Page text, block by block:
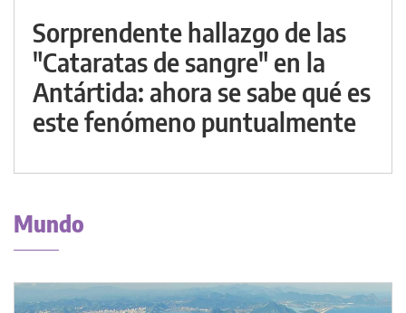
Sorprendente hallazgo de las
"Cataratas de sangre" en la
Antártida: ahora se sabe qué es
este fenómeno puntualmente
Mundo